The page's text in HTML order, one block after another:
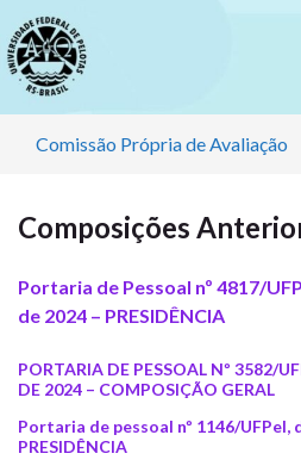
Comissão Própria de Avaliação
Composições
Portaria de Pessoal nº 4817/
de 2024 – PRESIDÊNCIA
PORTARIA DE PESSOAL Nº 3582/
DE 2024 – COMPOSIÇÃO GERAL
Portaria de pessoal nº 1146/UFPel,
PRESIDÊNCIA